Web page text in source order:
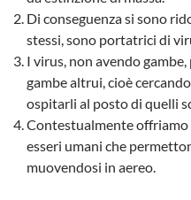
Di conseguenza si sono
stessi, sono portatrici di
I virus, non avendo
gambe altrui, cioè
ospitarli al posto di quelli
Contestualmente
esseri umani che
muovendosi in aereo.